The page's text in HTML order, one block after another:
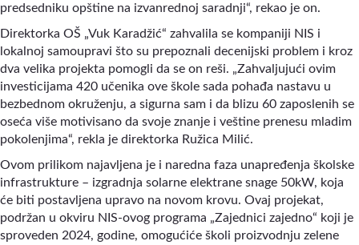
predsedniku opštine na izvanrednoj saradnji“, rekao je on.
Direktorka OŠ „Vuk Karadžić“ zahvalila se kompaniji NIS i
lokalnoj samoupravi što su prepoznali decenijski problem i kroz
dva velika projekta pomogli da se on reši. „Zahvaljujući ovim
investicijama 420 učenika ove škole sada pohađa nastavu u
bezbednom okruženju, a sigurna sam i da blizu 60 zaposlenih se
oseća više motivisano da svoje znanje i veštine prenesu mladim
pokolenjima“, rekla je direktorka Ružica Milić.
Ovom prilikom najavljena je i naredna faza unapređenja školske
infrastrukture – izgradnja solarne elektrane snage 50kW, koja
će biti postavljena upravo na novom krovu. Ovaj projekat,
podržan u okviru NIS-ovog programa „Zajednici zajedno“ koji je
sproveden 2024, godine, omogućiće školi proizvodnju zelene